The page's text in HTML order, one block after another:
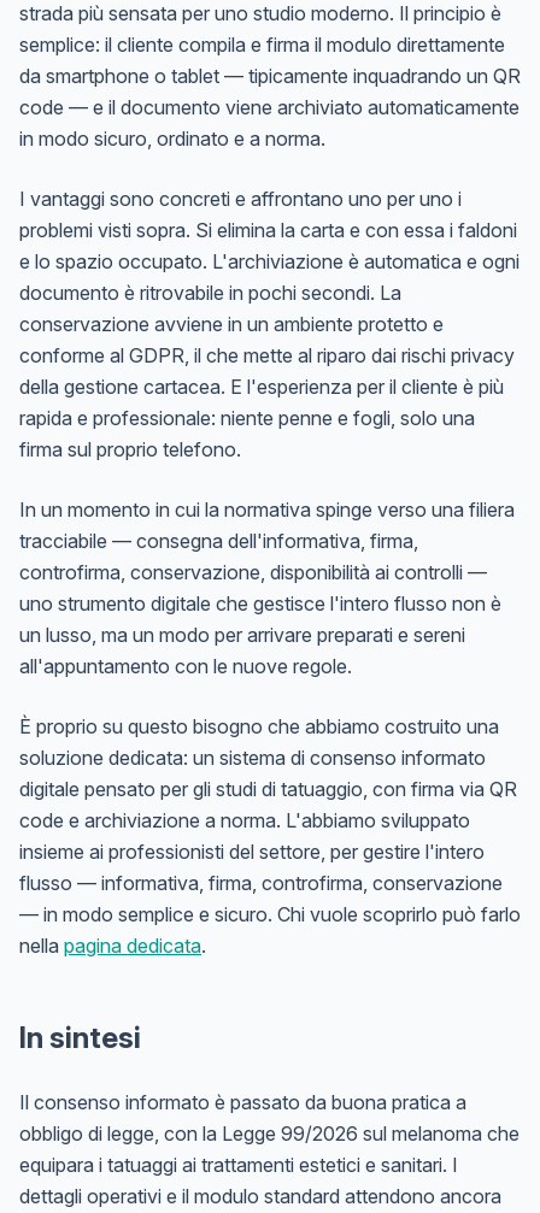
strada più sensata per uno studio moderno. Il principio è
semplice: il cliente compila e firma il modulo direttamente
da smartphone o tablet — tipicamente inquadrando un QR
code — e il documento viene archiviato automaticamente
in modo sicuro, ordinato e a norma.
I vantaggi sono concreti e affrontano uno per uno i
problemi visti sopra. Si elimina la carta e con essa i faldoni
e lo spazio occupato. L'archiviazione è automatica e ogni
documento è ritrovabile in pochi secondi. La
conservazione avviene in un ambiente protetto e
conforme al GDPR, il che mette al riparo dai rischi privacy
della gestione cartacea. E l'esperienza per il cliente è più
rapida e professionale: niente penne e fogli, solo una
firma sul proprio telefono.
In un momento in cui la normativa spinge verso una filiera
tracciabile — consegna dell'informativa, firma,
controfirma, conservazione, disponibilità ai controlli —
uno strumento digitale che gestisce l'intero flusso non è
un lusso, ma un modo per arrivare preparati e sereni
all'appuntamento con le nuove regole.
È proprio su questo bisogno che abbiamo costruito una
soluzione dedicata: un sistema di consenso informato
digitale pensato per gli studi di tatuaggio, con firma via QR
code e archiviazione a norma. L'abbiamo sviluppato
insieme ai professionisti del settore, per gestire l'intero
flusso — informativa, firma, controfirma, conservazione
— in modo semplice e sicuro. Chi vuole scoprirlo può farlo
nella pagina dedicata.
In sintesi
Il consenso informato è passato da buona pratica a
obbligo di legge, con la Legge 99/2026 sul melanoma che
equipara i tatuaggi ai trattamenti estetici e sanitari. I
dettagli operativi e il modulo standard attendono ancora